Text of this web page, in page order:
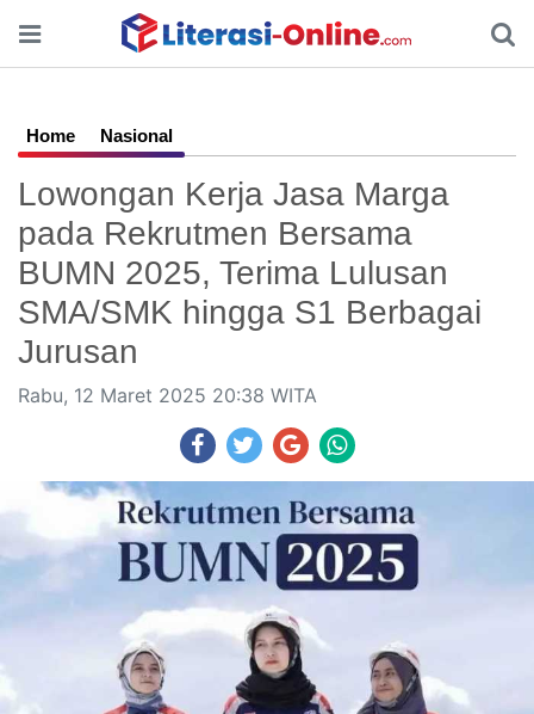
Home Nasional
Lowongan Kerja Jasa Marga
pada Rekrutmen Bersama
BUMN 2025, Terima Lulusan
SMA/SMK hingga S1 Berbagai
Jurusan
Rabu, 12 Maret 2025 20:38 WITA